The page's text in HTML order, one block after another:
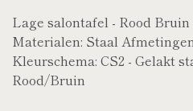
Lage salontafel - Rood
Materialen: Staal
Kleurschema: CS2 - Gelakt
Rood/Bruin